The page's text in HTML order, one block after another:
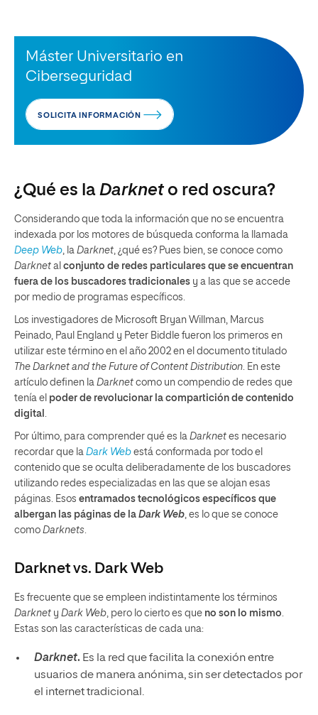
Máster Universitario en
Ciberseguridad
SOLICITA INFORMACIÓN
¿Qué es la Darkneto red oscura?
Considerando que toda la información que no se encuentra
indexada por los motores de búsqueda conforma la llamada
Deep Web , la Darknet , ¿qué es? Pues bien, se conoce como
Darknet al conjunto de redes particulares que se encuentran
fuera de los buscadores tradicionales y a las que se accede
por medio de programas específicos.
Los investigadores de Microsoft Bryan Willman, Marcus
Peinado, Paul England y Peter Biddle fueron los primeros en
utilizar este término en el año 2002 en el documento titulado
The Darknet and the Future of Content Distribution . En este
artículo definen la Darknet como un compendio de redes que
tenía el poder de revolucionar la compartición de contenido
digital
Por último, para comprender qué es la Darknet es necesario
recordar que la Dark Web está conformada por todo el
contenido que se oculta deliberadamente de los buscadores
utilizando redes especializadas en las que se alojan esas
páginas. Esos entramados tecnológicos específicos que
albergan las páginas de la Dark Web , es lo que se conoce
como Darknets
Darknetvs. Dark Web
Es frecuente que se empleen indistintamente los términos
Darknet y Dark Web , pero lo cierto es que no son lo mismo
Estas son las características de cada una:
Darknet. Es la red que facilita la conexión entre
usuarios de manera anónima, sin ser detectados por
el internet tradicional.